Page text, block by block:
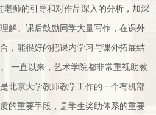
老师的引导和对作品深入的分析，加深
解。课后鼓励同学大量写作，在课外
，能很好的把课内学习与课外拓展结
一直以来，艺术学院都非常重视助教
北京大学教师教学工作的一个有机部
的重要手段，是学生奖助体系的重要